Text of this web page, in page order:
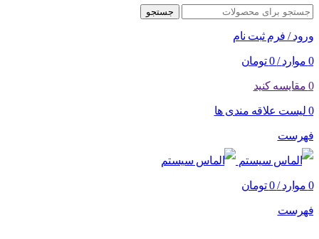
جستجو
ورود / فرم ثبت نام
0 موارد /
0 تومان
0 مقایسه کنید
0 لیست علاقه مندی ها
فهرست
0 موارد /
0 تومان
فهرست